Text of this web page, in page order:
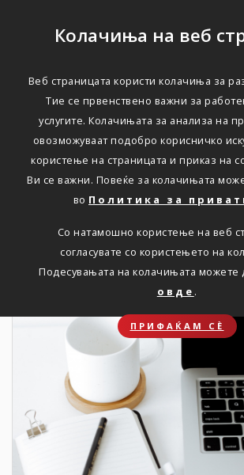
Колачиња на веб
Веб страницата користи колачиња за
Тие се првенствено важни за
услугите. Колачињата за анализа на
овозможуваат подобро корисничко
користење на страницата и приказ на
Ви се важни. Повеќе за колачињата
во Политика за
Со натамошно користење на веб
согласувате со користењето на
Подесувањата на колачињата можете
овде .
ПРИФАЌАМ СЀ
НОВОСТИ
Актуелно
Новости
16. 09. 2025